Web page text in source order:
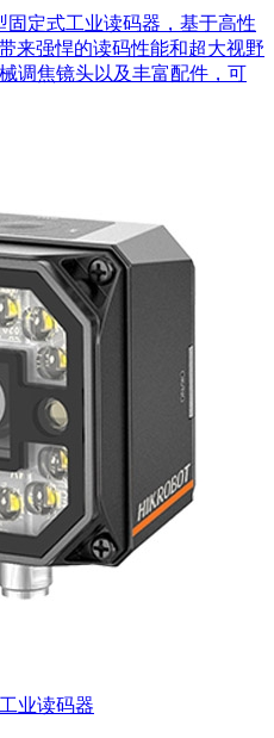
式工业读码器，基于高性
带来强悍的读码性能和超大视野
调焦镜头以及丰富配件，可
业读码器